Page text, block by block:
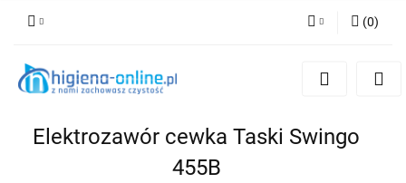
Zaloguj się
(0)
Elektrozawór cewka Taski Swingo
455B